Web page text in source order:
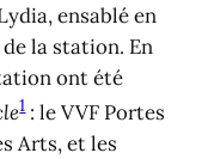
ensablé en
de la station.​ ​En
ont été
1: le VVF Portes
Arts, et les